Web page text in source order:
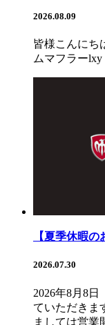
2026.08.09
皆様こんにち
ムマフラー
【夏季休暇の
2026.07.30
2026年8月8
ていただきま
ましては営